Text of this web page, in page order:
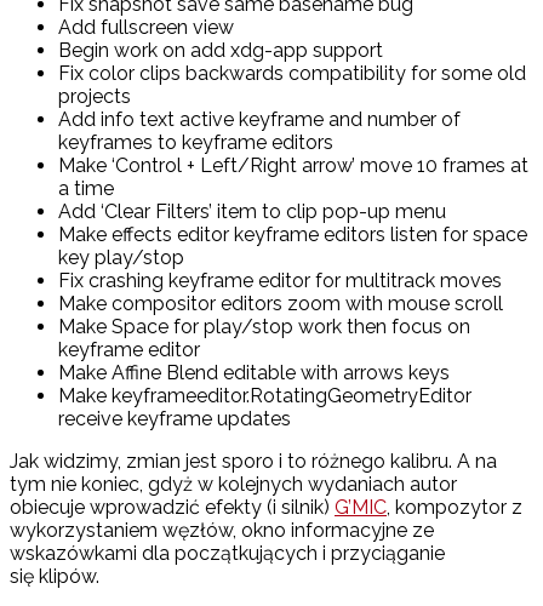
Add fullscreen view
Begin work on add xdg-app support
Fix color clips backwards compatibility for some old
projects
Add info text active keyframe and number of
keyframes to keyframe editors
Make ‘Control + Left/Right arrow’ move 10 frames at
a time
Add ‘Clear Filters’ item to clip pop-up menu
Make effects editor keyframe editors listen for space
key play/stop
Fix crashing keyframe editor for multitrack moves
Make compositor editors zoom with mouse scroll
Make Space for play/stop work then focus on
keyframe editor
Make Affine Blend editable with arrows keys
Make keyframeeditor.RotatingGeometryEditor
receive keyframe updates
Jak widzimy, zmian jest sporo i to różnego kalibru. A na
tym nie koniec, gdyż w kolejnych wydaniach autor
obiecuje wprowadzić efekty (i silnik) G’MIC, kompozytor z
wykorzystaniem węzłów, okno informacyjne ze
wskazówkami dla początkujących i przyciąganie
się klipów.